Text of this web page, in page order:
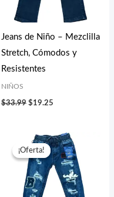
Jeans de Niño – Mezclilla
Stretch, Cómodos y
Resistentes
NIÑOS
$33.99 $19.25
¡Oferta!
¡Oferta!
precio
original
era:
$33.99.
El
precio
actual
es:
$19.25.